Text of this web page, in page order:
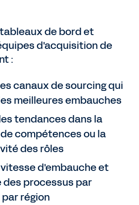
de bord et
d'acquisition de
:
canaux de sourcing qui
meilleures embauches
tendances dans la
compétences ou la
des rôles
vitesse d'embauche et
des processus par
région